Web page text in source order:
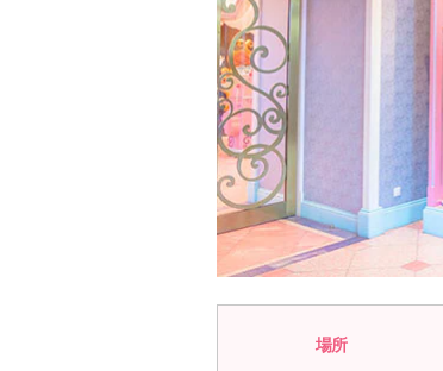
場所